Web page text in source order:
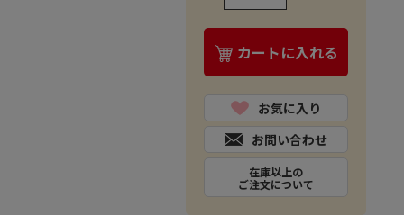
カートに入れる
お気に入り
お問い合わせ
在庫以上の
ご注文について